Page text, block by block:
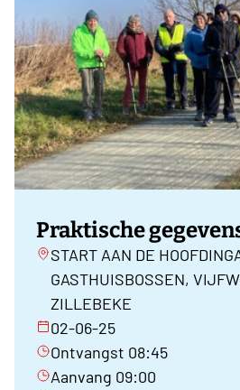
Praktische
START AAN DE
GASTHUISBOSSEN,
ZILLEBEKE
02-06-25
Ontvangst 08:45
Aanvang 09:00